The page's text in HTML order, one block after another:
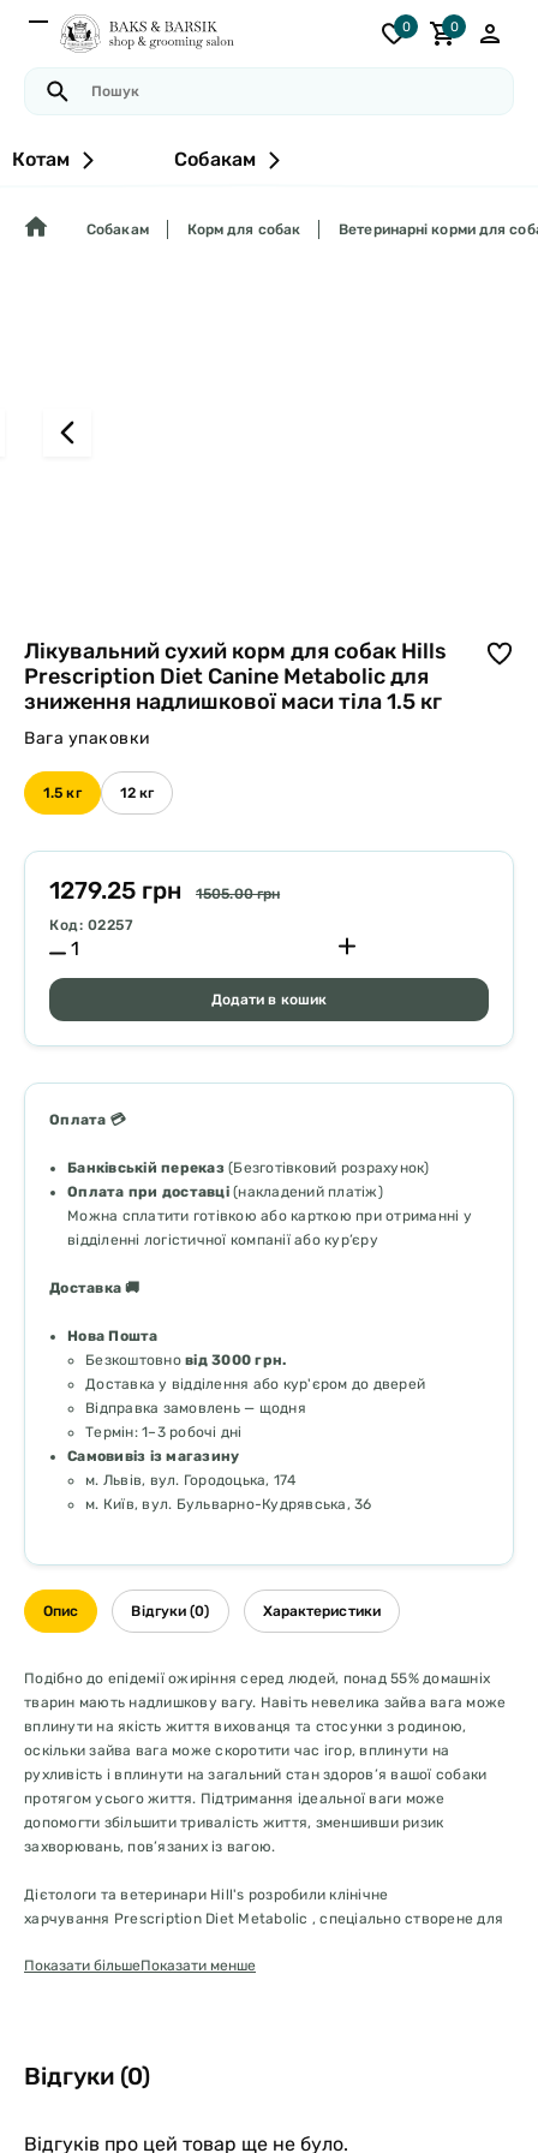
0 0
Котам Собакам
Собакам Корм для собак Ветеринарні корми для
Лікувальний сухий корм для собак Hills
Prescription Diet Canine Metabolic для
зниження надлишкової маси тіла 1.5 кг
Вага упаковки
1.5 кг 12 кг
1279.25 грн
1505.00 грн
Код: 02257
Додати в кошик
Оплата 💳
Банківській переказ(Безготівковий розрахунок)
Оплата при доставці(накладений платіж)
Можна сплатити готівкою або карткою при отриманні у
відділенні логістичної компанії або кур’єру
Доставка 🚚
Нова Пошта
Безкоштовно від 3000 грн.
Доставка у відділення або кур'єром до дверей
Відправка замовлень — щодня
Термін: 1–3 робочі дні
Самовивіз із магазину
м. Львів, вул. Городоцька, 174
м. Київ, вул. Бульварно-Кудрявська, 36
Опис Відгуки (0) Характеристики
Подібно до епідемії ожиріння серед людей, понад 55% домашніх
тварин мають надлишкову вагу. Навіть невелика зайва вага може
вплинути на якість життя вихованця та стосунки з родиною,
оскільки зайва вага може скоротити час ігор, вплинути на
рухливість і вплинути на загальний стан здоров’я вашої собаки
протягом усього життя. Підтримання ідеальної ваги може
допомогти збільшити тривалість життя, зменшивши ризик
захворювань, пов’язаних із вагою.
Дієтологи та ветеринари Hill's розробили клінічне
харчування Prescription Diet Metabolic , спеціально створене для
природним шляхом, активізуючи їхній унікальний метаболізм. Цей
відчуття голоду між прийомами їжі.
кормом Metabolic . Цей сухий корм виготовлений зі смаком курки
Показати більшеПоказати менше
Відгуки (0)
Відгуків про цей товар ще не було.